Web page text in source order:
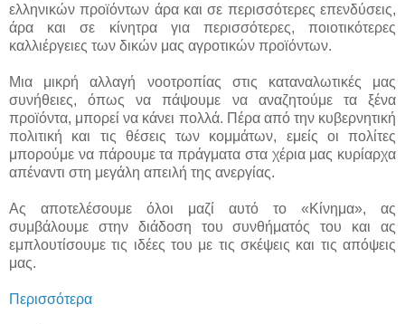
ελληνικών προϊόντων άρα και σε περισσότερες επενδύσεις,
άρα και σε κίνητρα για περισσότερες, ποιοτικότερες
καλλιέργειες των δικών μας αγροτικών προϊόντων.
Μια μικρή αλλαγή νοοτροπίας στις καταναλωτικές μας
συνήθειες, όπως να πάψουμε να αναζητούμε τα ξένα
προϊόντα, μπορεί να κάνει πολλά. Πέρα από την κυβερνητική
πολιτική και τις θέσεις των κομμάτων, εμείς οι πολίτες
μπορούμε να πάρουμε τα πράγματα στα χέρια μας κυρίαρχα
απέναντι στη μεγάλη απειλή της ανεργίας.
Ας αποτελέσουμε όλοι μαζί αυτό το «Κίνημα», ας
συμβάλουμε στην διάδοση του συνθήματός του και ας
εμπλουτίσουμε τις ιδέες του με τις σκέψεις και τις απόψεις
μας.
Περισσότερα